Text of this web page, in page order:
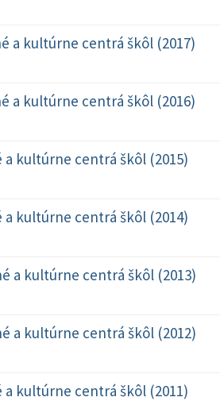
a kultúrne centrá škôl (2017)
a kultúrne centrá škôl (2016)
kultúrne centrá škôl (2015)
kultúrne centrá škôl (2014)
a kultúrne centrá škôl (2013)
a kultúrne centrá škôl (2012)
kultúrne centrá škôl (2011)